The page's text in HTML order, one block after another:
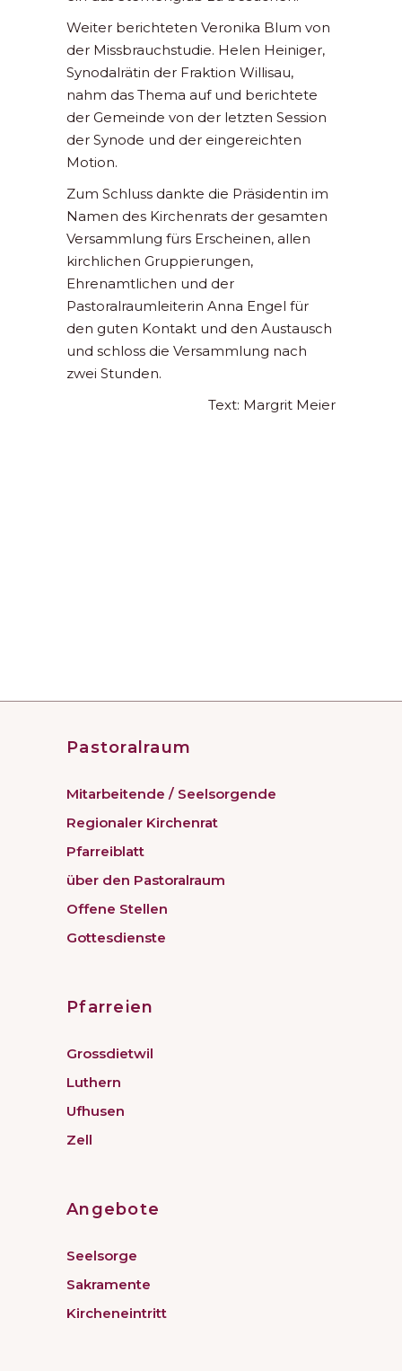
Weiter berichteten Veronika Blum von
der Missbrauchstudie. Helen Heiniger,
Synodalrätin der Fraktion Willisau,
nahm das Thema auf und berichtete
der Gemeinde von der letzten Session
der Synode und der eingereichten
Motion.
Zum Schluss dankte die Präsidentin im
Namen des Kirchenrats der gesamten
Versammlung fürs Erscheinen, allen
kirchlichen Gruppierungen,
Ehrenamtlichen und der
Pastoralraumleiterin Anna Engel für
den guten Kontakt und den Austausch
und schloss die Versammlung nach
zwei Stunden.
Text: Margrit Meier
Pastoralraum
Mitarbeitende / Seelsorgende
Regionaler Kirchenrat
Pfarreiblatt
über den Pastoralraum
Offene Stellen
Gottesdienste
Pfarreien
Grossdietwil
Luthern
Ufhusen
Zell
Angebote
Seelsorge
Sakramente
Kircheneintritt